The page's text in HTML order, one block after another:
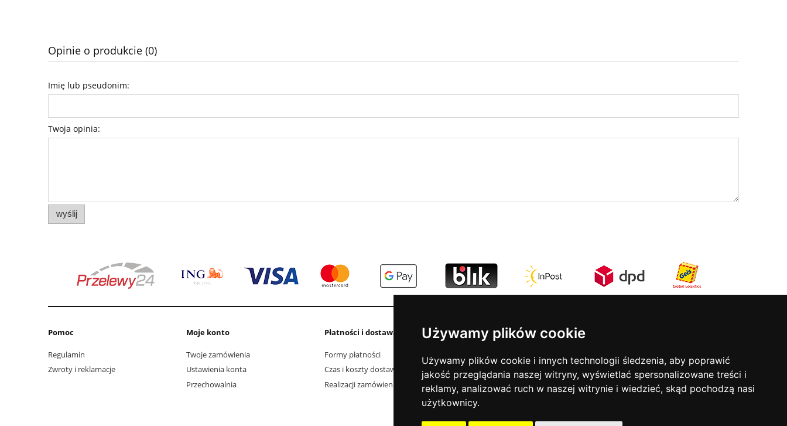
Używamy plików cookie
Używamy plików cookie i innych technologii śledzenia, aby poprawić
jakość przeglądania naszej witryny, wyświetlać spersonalizowane treści i
reklamy, analizować ruch w naszej witrynie i wiedzieć, skąd pochodzą nasi
użytkownicy.
Opinie o produkcie (0)
Imię lub pseudonim:
Twoja opinia:
wyślij
Pomoc
Regulamin
Zwroty i reklamacje
Moje konto
Twoje zamówienia
Ustawienia konta
Przechowalnia
Płatności i dostawa
Formy płatności
Czas i koszty dostawy
Realizacji zamówienia
Informacje
Kontakt i dane firmy
Elektrośmieci
O firmie
Jak kupować?
ul. Stefana Batorego 17
31-135 Kraków
tel:
12 633 50 81